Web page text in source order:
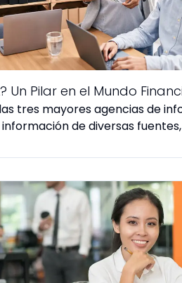
Un Pilar en el Mundo
tres mayores agencias de
de diversas